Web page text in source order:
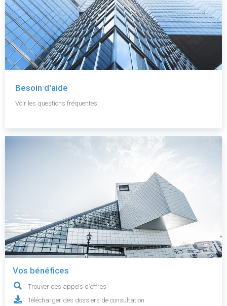
Besoin d'aide
Voir les questions fréquentes.
Vos bénéfices
Trouver des appels d'offres
Télécharger des dossiers de consultation